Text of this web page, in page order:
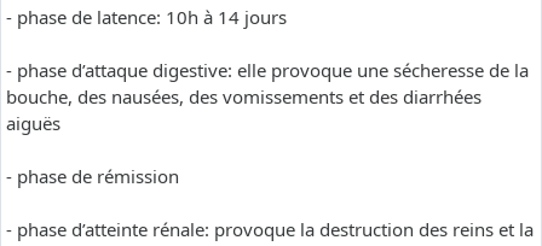
- phase de latence: 10h à 14 jours
- phase d’attaque digestive: elle provoque une sécheresse de la
bouche, des nausées, des vomissements et des diarrhées
aiguës
- phase de rémission
- phase d’atteinte rénale: provoque la destruction des reins et la